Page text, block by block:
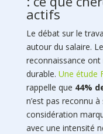
actifs
Le débat sur le
autour du salaire.
reconnaissance
durable. Une étude
rappelle que 44%
n’est pas reconnu
considération
avec une intensité